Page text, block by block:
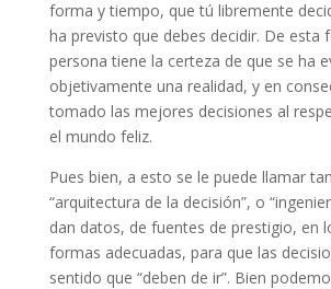
forma y tiempo, que tú libremente
ha previsto que debes decidir. De esta
persona tiene la certeza de que se ha
objetivamente una realidad, y en
tomado las mejores decisiones al
el mundo feliz.
Pues bien, a esto se le puede llamar
“arquitectura de la decisión”, o
dan datos, de fuentes de prestigio, en
formas adecuadas, para que las
sentido que “deben de ir”. Bien